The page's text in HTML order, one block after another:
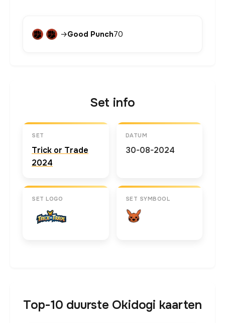
→Good Punch70
Set info
SET
Trick or Trade
2024
DATUM
30-08-2024
SET LOGO SET SYMBOOL
Top-10 duurste Okidogi kaarten